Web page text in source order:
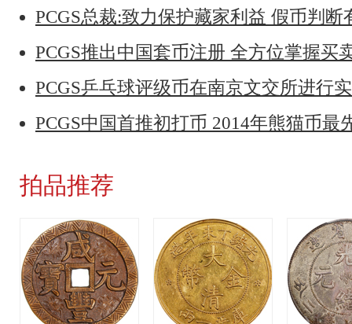
PCGS总裁:致力保护藏家利益 假币判
PCGS推出中国套币注册 全方位掌握买
PCGS乒乓球评级币在南京文交所进行
PCGS中国首推初打币 2014年熊猫币最
拍品推荐